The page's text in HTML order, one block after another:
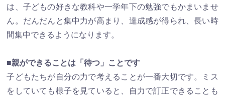
は、子どもの好きな教科や一学年下の勉強でもかまいませ
ん。だんだんと集中力が高まり、達成感が得られ、長い時
間集中できるようになります。
■親ができることは「待つ」ことです
子どもたちが自分の力で考えることが一番大切です。ミス
をしていても様子を見ていると、自力で訂正できることも